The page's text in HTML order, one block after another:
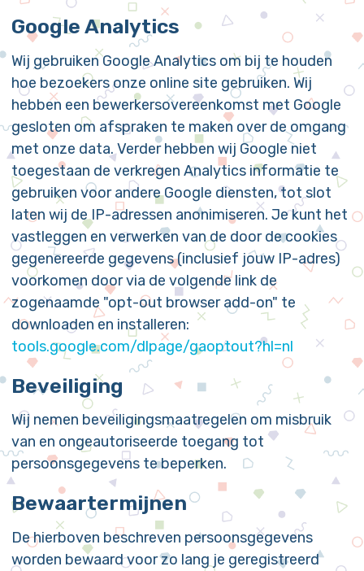
Big Fish Games
PlayToMax
PlayZool/PlayTouch
GameHouse and Real Networks
WellGames/Absolutist
GameDistribution
Google Analytics
Wij gebruiken Google Analytics om bij te houden
hoe bezoekers onze online site gebruiken. Wij
hebben een bewerkersovereenkomst met Google
gesloten om afspraken te maken over de omgang
met onze data. Verder hebben wij Google niet
toegestaan de verkregen Analytics informatie te
gebruiken voor andere Google diensten, tot slot
laten wij de IP-adressen anonimiseren. Je kunt het
vastleggen en verwerken van de door de cookies
gegenereerde gegevens (inclusief jouw IP-adres)
voorkomen door via de volgende link de
zogenaamde "opt-out browser add-on" te
downloaden en installeren:
tools.google.com/dlpage/gaoptout?hl=nl
Beveiliging
Wij nemen beveiligingsmaatregelen om misbruik
van en ongeautoriseerde toegang tot
persoonsgegevens te beperken.
Bewaartermijnen
De hierboven beschreven persoonsgegevens
worden bewaard voor zo lang je geregistreerd